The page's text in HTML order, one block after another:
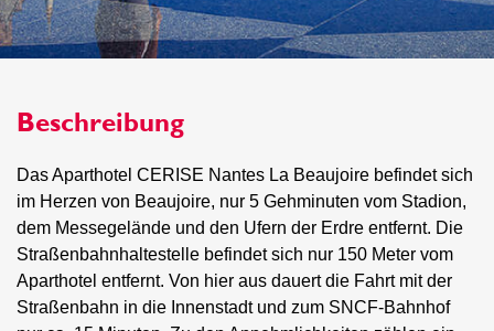
Beschreibung
Das Aparthotel CERISE Nantes La Beaujoire befindet sich
im Herzen von Beaujoire, nur 5 Gehminuten vom Stadion,
dem Messegelände und den Ufern der Erdre entfernt. Die
Straßenbahnhaltestelle befindet sich nur 150 Meter vom
Aparthotel entfernt. Von hier aus dauert die Fahrt mit der
Straßenbahn in die Innenstadt und zum SNCF-Bahnhof